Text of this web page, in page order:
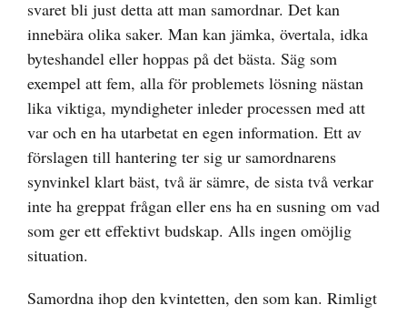
svaret bli just detta att man samordnar. Det kan
innebära olika saker. Man kan jämka, övertala, idka
byteshandel eller hoppas på det bästa. Säg som
exempel att fem, alla för problemets lösning nästan
lika viktiga, myndigheter inleder processen med att
var och en ha utarbetat en egen information. Ett av
förslagen till hantering ter sig ur samordnarens
synvinkel klart bäst, två är sämre, de sista två verkar
inte ha greppat frågan eller ens ha en susning om vad
som ger ett effektivt budskap. Alls ingen omöjlig
situation.
Samordna ihop den kvintetten, den som kan. Rimligt